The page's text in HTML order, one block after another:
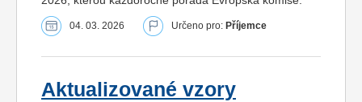
04. 03. 2026 Určeno pro: Příjemce
Aktualizované vzory